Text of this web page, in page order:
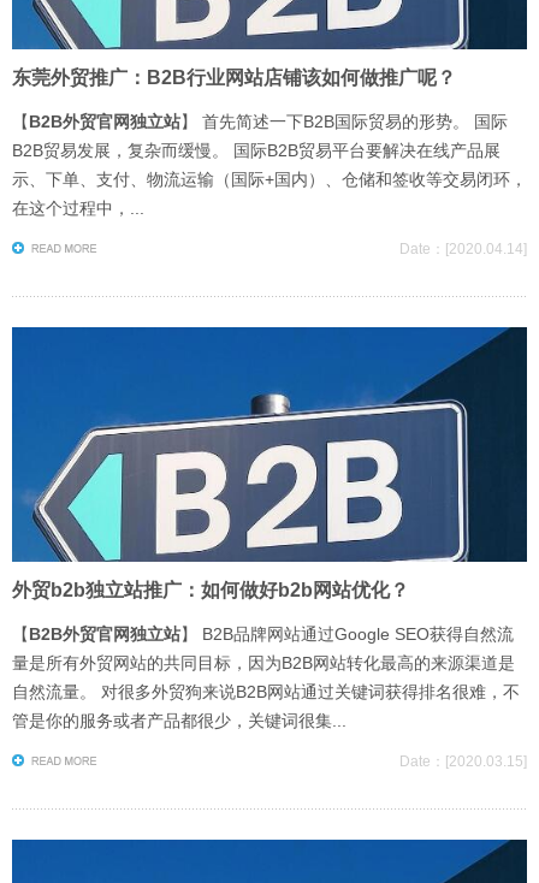
东莞外贸推广：B2B行业网站店铺该如何做推广呢？
【B2B外贸官网独立站】 首先简述一下B2B国际贸易的形势。 国际
B2B贸易发展，复杂而缓慢。 国际B2B贸易平台要解决在线产品展
示、下单、支付、物流运输（国际+国内）、仓储和签收等交易闭环，
在这个过程中，...
Date：[2020.04.14]
外贸b2b独立站推广：如何做好b2b网站优化？
【B2B外贸官网独立站】 B2B品牌网站通过Google SEO获得自然流
量是所有外贸网站的共同目标，因为B2B网站转化最高的来源渠道是
自然流量。 对很多外贸狗来说B2B网站通过关键词获得排名很难，不
管是你的服务或者产品都很少，关键词很集...
Date：[2020.03.15]